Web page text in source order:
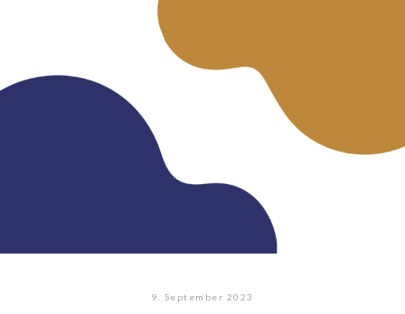
9. September 2023